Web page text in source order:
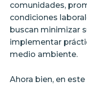
comunidades,
condiciones
buscan minimizar
implementar
medio ambiente.
Ahora bien, en